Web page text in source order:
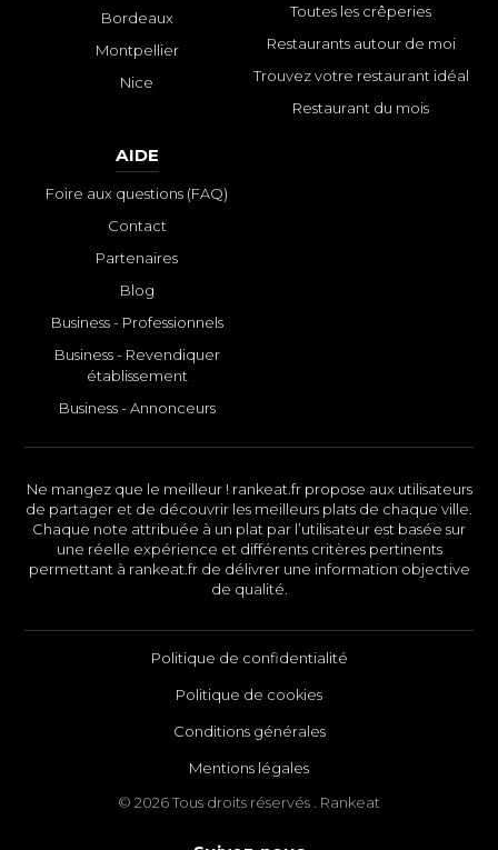
Bordeaux
Montpellier
Nice
Toutes les crêperies
Restaurants autour de moi
Trouvez votre restaurant idéal
Restaurant du mois
AIDE
Foire aux questions (FAQ)
Contact
Partenaires
Blog
Business - Professionnels
Business - Revendiquer
établissement
Business - Annonceurs
Ne mangez que le meilleur ! rankeat.fr propose aux utilisateurs
de partager et de découvrir les meilleurs plats de chaque ville.
Chaque note attribuée à un plat par l’utilisateur est basée sur
une réelle expérience et différents critères pertinents
permettant à rankeat.fr de délivrer une information objective
de qualité.
Politique de confidentialité
Politique de cookies
Conditions générales
Mentions légales
© 2026 Tous droits réservés . Rankeat